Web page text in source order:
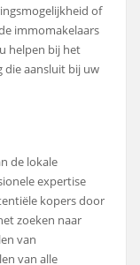
of
immomakelaars
helpen bij het
die aansluit bij uw
de lokale
expertise
kopers door
zoeken naar
van
van alle